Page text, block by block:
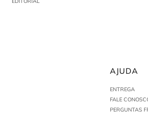
AJUDA
ENTREGA
FALE
PERGUNTAS